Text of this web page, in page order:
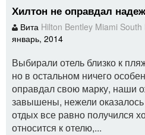
Хилтон не оправдал
Вита Hilton Bentley Miami South
январь, 2014
Выбирали отель близко к
но в остальном ничего
оправдал свою марку, наши
завышены, нежели
отдых все равно получился
относится к отелю,...